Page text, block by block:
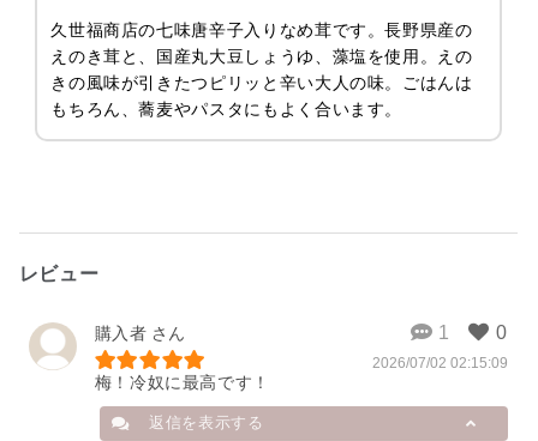
久世福商店の七味唐辛子入りなめ茸です。長野県産の
えのき茸と、国産丸大豆しょうゆ、藻塩を使用。えの
きの風味が引きたつピリッと辛い大人の味。ごはんは
もちろん、蕎麦やパスタにもよく合います。
レビュー
購入者
2026/07/02 02:15:09
梅！冷奴に最高です！
返信を表示する